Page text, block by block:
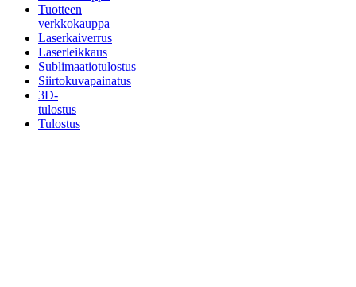
Tuotteen
verkkokauppa
Laserkaiverrus
Laserleikkaus
Sublimaatiotulostus
Siirtokuvapainatus
3D-
tulostus
Tulostus